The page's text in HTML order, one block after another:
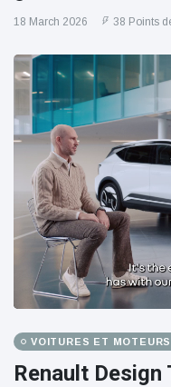
18 March 2026 38 Points
VOITURES ET MOTEURS
Renault